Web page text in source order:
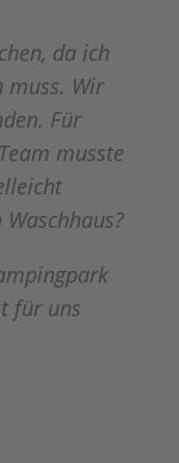
da ich
muss. Wir
Für
musste
für uns